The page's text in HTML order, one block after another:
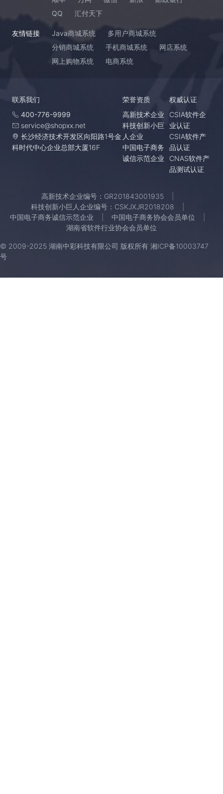
QQ
汇付天下
友情链接 Java商城系统
多用户商城系统
分销商城系统
手机商城系统
网店系统
网上购物系统
电商系统
联系我们
400-776-9999
service@shopxx.net
长沙经济技术开发区向阳路1号金
科时代中心企业总部大厦16F
荣誉资质
高新技术企业
科技创新小巨
人企业
中国电子商务
诚信示范企业
权威认证
CSIA软件企
业认证
CSIA软件产
品认证
CNAS软件产
品测试认证
高新技术企业编号：GR201843001935
科技创新小巨人企业编号：CSKJXJR2018208
中国电子商务诚信示范企业
中国电子商务协会会员单位
湖南省软件行业协会会员单位
© 2009-2025 湖南中彩科技有限公司 版权所有 湘ICP备10003747
号